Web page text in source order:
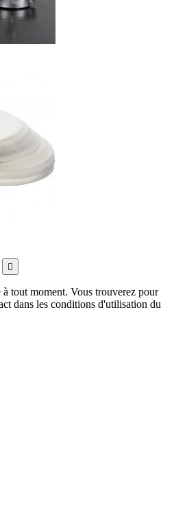

tout moment. Vous trouverez pour
dans les conditions d'utilisation du